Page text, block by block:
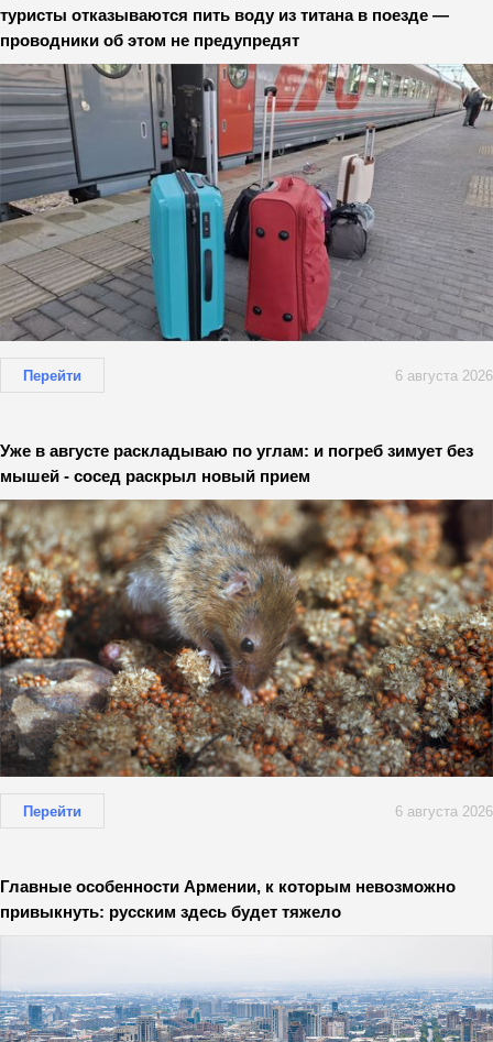
туристы отказываются пить воду из титана в поезде —
проводники об этом не предупредят
Перейти 6 августа 2026
Уже в августе раскладываю по углам: и погреб зимует без
мышей - сосед раскрыл новый прием
Перейти 6 августа 2026
Главные особенности Армении, к которым невозможно
привыкнуть: русским здесь будет тяжело